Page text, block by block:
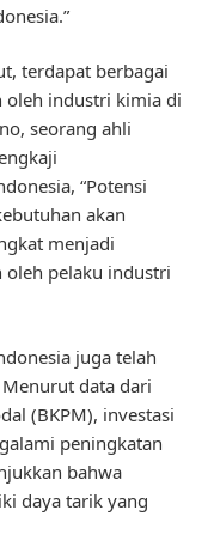
terdapat berbagai
oleh industri kimia di
seorang ahli
“Potensi
akan
menjadi
oleh pelaku industri
juga telah
data dari
(BKPM), investasi
peningkatan
bahwa
daya tarik yang